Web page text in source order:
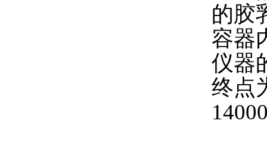
的胶
容器
仪器
终点